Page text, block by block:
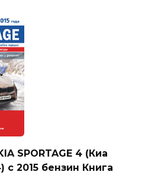
SPORTAGE 4 (Киа
2015 бензин Книга